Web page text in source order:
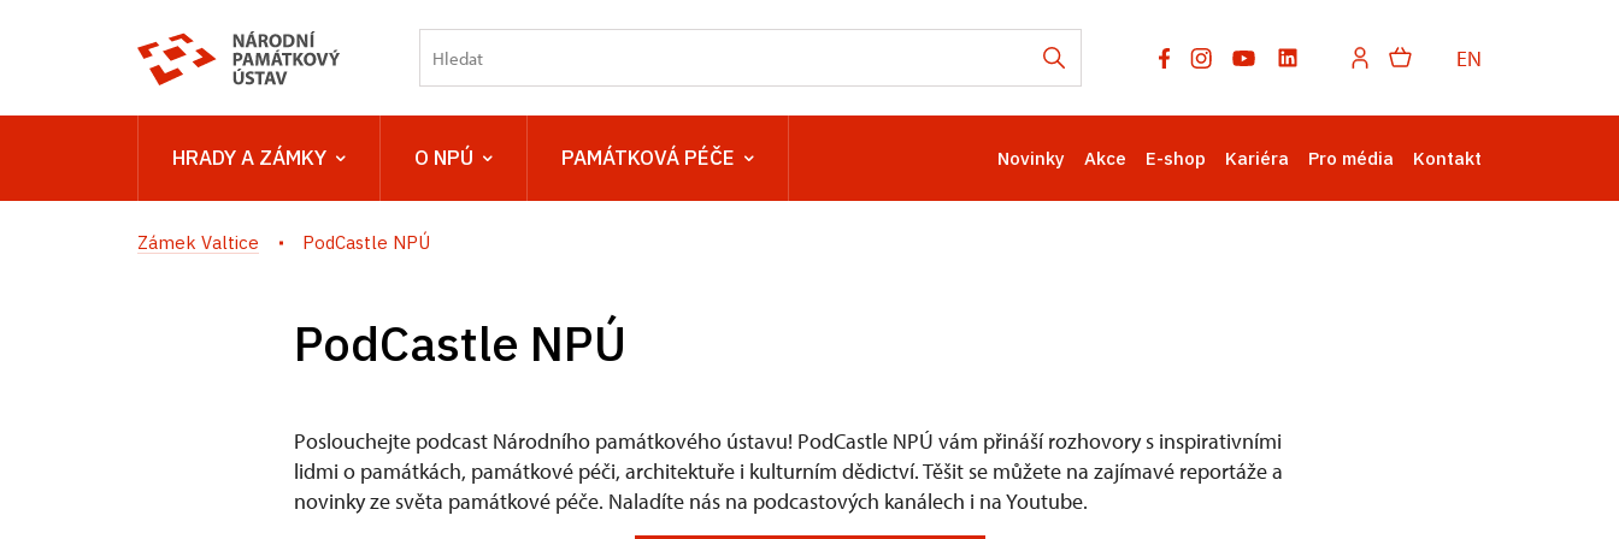
EN
HRADY A ZÁMKY O NPÚ PAMÁTKOVÁ PÉČE Novinky Akce E-shop Kariéra Pro média Kontakt
Zámek Valtice PodCastle NPÚ
PodCastle NPÚ
Poslouchejte podcast Národního památkového ústavu! PodCastle NPÚ vám přináší rozhovory s inspirativními
lidmi o památkách, památkové péči, architektuře i kulturním dědictví. Těšit se můžete na zajímavé reportáže a
novinky ze světa památkové péče. Naladíte nás na podcastových kanálech i na Youtube.